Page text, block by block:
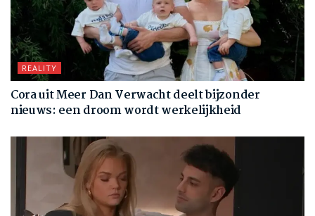
REALITY
Cora uit Meer Dan Verwacht deelt bijzonder
nieuws: een droom wordt werkelijkheid